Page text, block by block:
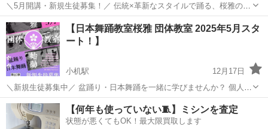
＼5月開講・新規生徒募集！／ 伝統×革新なスタイルで踊る、桜雅の団
体教室が始まります！ 今回は《盆踊り》と《日本舞踊》の2クラス。
初心者さんも、昔やってた方も大歓迎です。 ・月2回土曜午前／各45
分 ・会場：横浜市 城...
神奈川 横浜市 小机駅 日本舞踊 所作
【日本舞踊教室桜雅 団体教室 2025年5月スタ
ート！】
小机駅
12月17日
＼新規生徒募集中／ 盆踊り・日本舞踊を一緒に学びませんか？ 個人レ
ッスンはハードルが高い… そんな方のために、気軽に参加できる団体
教室を桜雅が開設します！ 【内容】 ● 盆踊り・日本舞踊（どちらか1
つでも参加OK） ● ...
神奈川 横浜市 小机駅 日本舞踊 盆踊り
【何年も使っていない🧵】ミシンを査定
状態が悪くてもOK！最大限買取します